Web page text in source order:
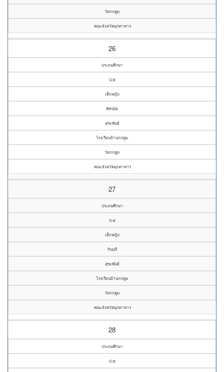
วัดกกตูม
คณะจังหวัดมุกดาหาร
26
ประถมศึกษา
ป.๕
เด็กหญิง
พัชรมัย
สุขะพันธ์
โรงเรียนบ้านกกตูม
วัดกกตูม
คณะจังหวัดมุกดาหาร
27
ประถมศึกษา
ป.๕
เด็กหญิง
กินนรี
สุขะพันธ์
โรงเรียนบ้านกกตูม
วัดกกตูม
คณะจังหวัดมุกดาหาร
28
ประถมศึกษา
ป.๕